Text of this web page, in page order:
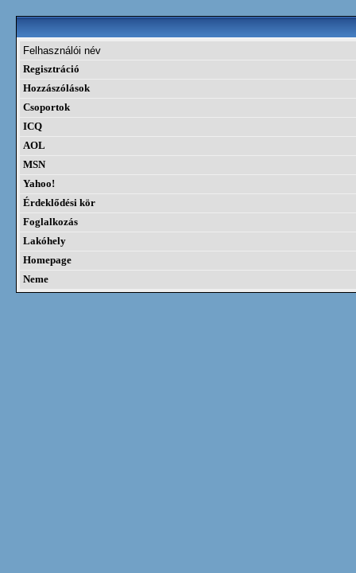
Felhasználói név
Regisztráció
Hozzászólások
Csoportok
ICQ
AOL
MSN
Yahoo!
Érdeklődési kör
Foglalkozás
Lakóhely
Homepage
Neme